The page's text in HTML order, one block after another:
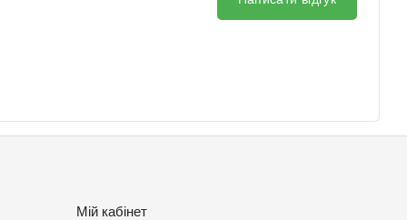
Мій кабінет